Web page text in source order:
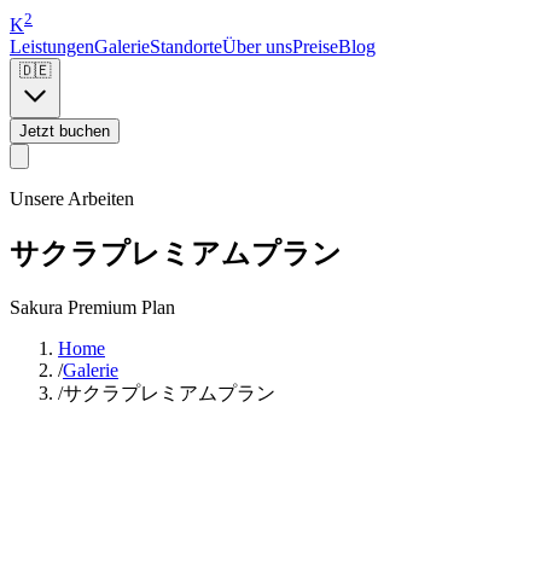
K2
LeistungenGalerieStandorteÜber unsPreiseBlog
🇩🇪
Jetzt buchen
Unsere Arbeiten
サクラプレミアムプラン
Sakura Premium Plan
Home
/Galerie
/サクラプレミアムプラン